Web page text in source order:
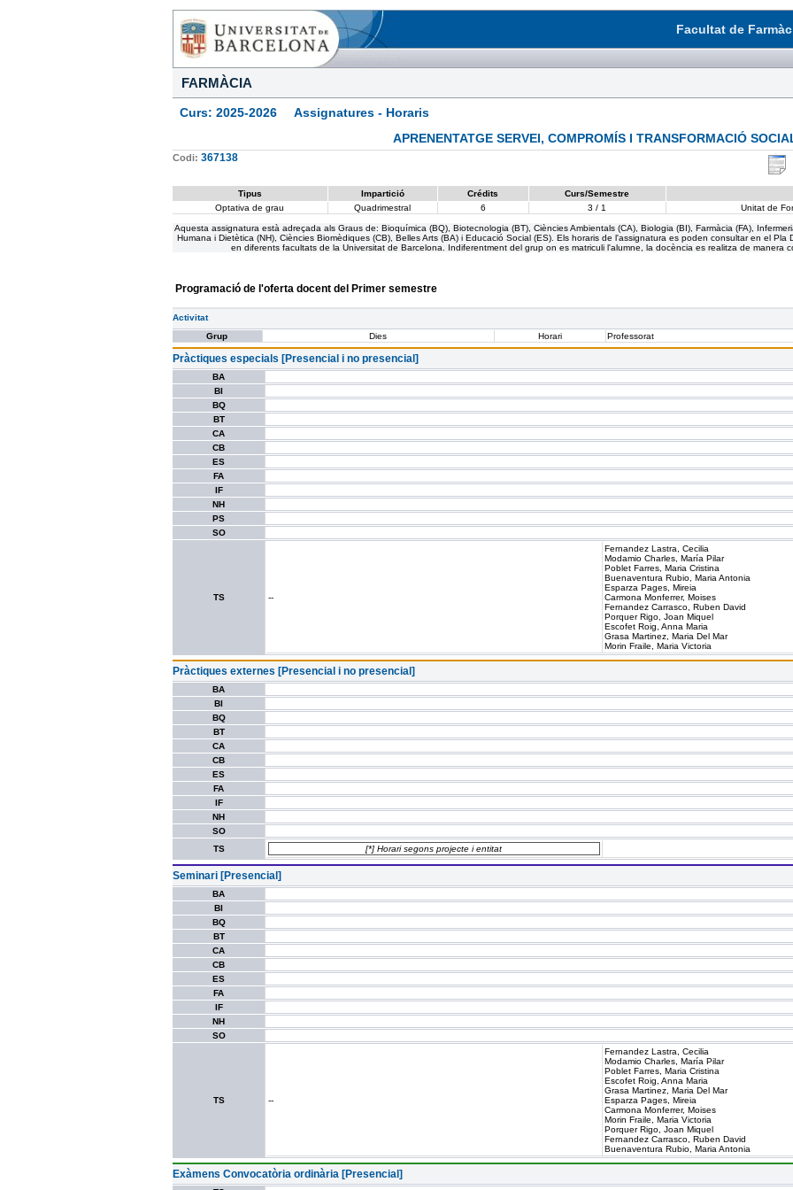
Facultat de
FARMÀCIA
Curs: 2025-2026 Assignatures - Horaris
APRENENTATGE SERVEI, COMPROMÍS I TRANSFORMACIÓ
Codi: 367138
Tipus Impartició Crédits Curs/Semestre
Optativa de grau
Quadrimestral 6 3 / 1 Unitat de
Aquesta assignatura està adreçada als Graus de: Bioquímica (BQ), Biotecnologia (BT), Ciències Ambientals (CA), Biologia (BI), Farmàcia (FA),
Humana i Dietètica (NH), Ciències Biomèdiques (CB), Belles Arts (BA) i Educació Social (ES). Els horaris de l'assignatura es poden consultar en el
en diferents facultats de la Universitat de Barcelona. Indiferentment del grup on es matriculi l'alumne, la docència es realitza de manera
Programació de l'oferta docent del Primer semestre
Activitat
Grup
Dies Horari Professorat
Pràctiques especials [Presencial i no presencial]
BA
BI
BQ
BT
CA
CB
ES
FA
IF
NH
PS
SO
TS --
Fernandez Lastra, Cecilia
Modamio Charles, María Pilar
Poblet Farres, Maria Cristina
Buenaventura Rubio, Maria Antonia
Esparza Pages, Mireia
Carmona Monferrer, Moises
Fernandez Carrasco, Ruben David
Porquer Rigo, Joan Miquel
Escofet Roig, Anna Maria
Grasa Martinez, Maria Del Mar
Morin Fraile, Maria Victoria
Pràctiques externes [Presencial i no presencial]
BA
BI
BQ
BT
CA
CB
ES
FA
IF
NH
SO
TS
[*] Horari segons projecte i entitat
Seminari [Presencial]
BA
BI
BQ
BT
CA
CB
ES
FA
IF
NH
SO
TS --
Fernandez Lastra, Cecilia
Modamio Charles, María Pilar
Poblet Farres, Maria Cristina
Escofet Roig, Anna Maria
Grasa Martinez, Maria Del Mar
Esparza Pages, Mireia
Carmona Monferrer, Moises
Morin Fraile, Maria Victoria
Porquer Rigo, Joan Miquel
Fernandez Carrasco, Ruben David
Buenaventura Rubio, Maria Antonia
Exàmens Convocatòria ordinària [Presencial]